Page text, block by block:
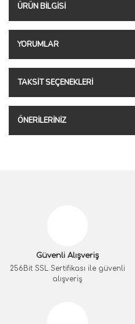
ÜRÜN BILGISI
YORUMLAR
TAKSIT SEÇENEKLERI
ÖNERILERINIZ
Güvenli Alışveriş
256Bit SSL Sertifikası ile güvenli
alışveriş